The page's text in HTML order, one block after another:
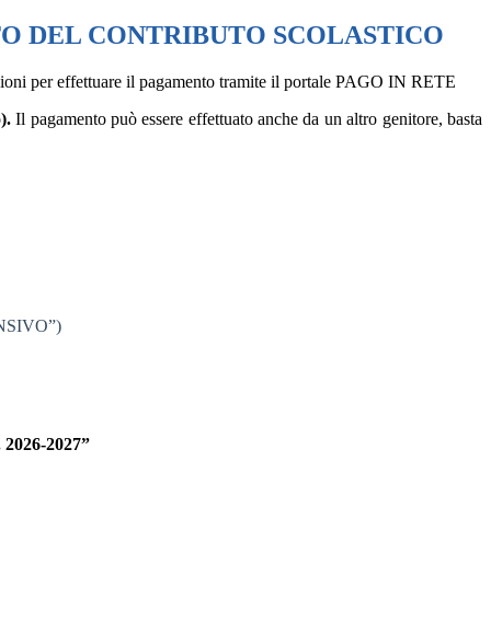
DEL CONTRIBUTO SCOLASTICO
per effettuare il pagamento tramite il portale PAGO IN RETE
Il pagamento può essere effettuato anche da un altro genitore, basta
2027”